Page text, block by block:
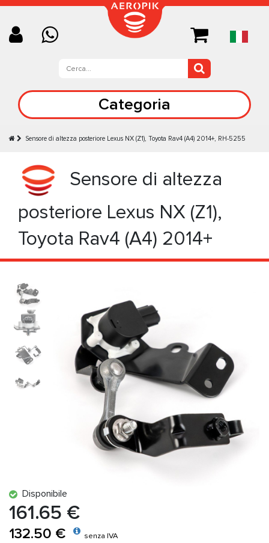
Categoria
Sensore di altezza posteriore Lexus NX (Z1), Toyota Rav4 (A4) 2014+, RH-5255
Sensore di altezza
posteriore Lexus NX (Z1),
Toyota Rav4 (A4) 2014+
Disponibile
161.65 €
132.50 € senza IVA